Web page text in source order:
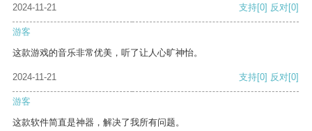
2024-11-21
支持[0] 反对[0]
游客
这款游戏的音乐非常优美，听了让人心旷神怡。
2024-11-21 支持[0] 反对[0]
游客
这款软件简直是神器，解决了我所有问题。